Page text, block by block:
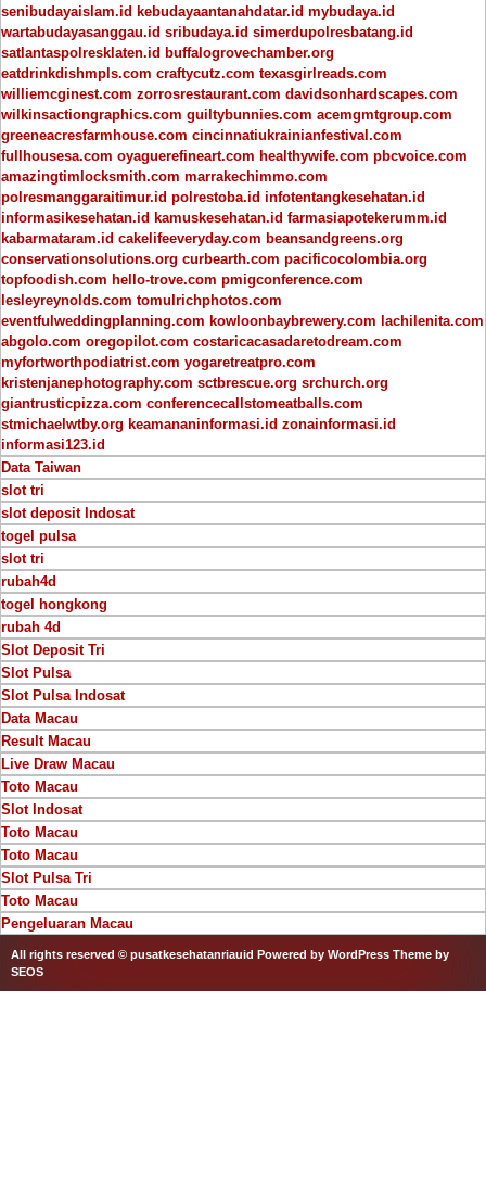
senibudayaislam.id kebudayaantanahdatar.id mybudaya.id
wartabudayasanggau.id sribudaya.id simerdupolresbatang.id
satlantaspolresklaten.id buffalogrovechamber.org
eatdrinkdishmpls.com craftycutz.com texasgirlreads.com
williemcginest.com zorrosrestaurant.com davidsonhardscapes.com
wilkinsactiongraphics.com guiltybunnies.com acemgmtgroup.com
greeneacresfarmhouse.com cincinnatiukrainianfestival.com
fullhousesa.com oyaguerefineart.com healthywife.com pbcvoice.com
amazingtimlocksmith.com marrakechimmo.com
polresmanggaraitimur.id polrestoba.id infotentangkesehatan.id
informasikesehatan.id kamuskesehatan.id farmasiapotekerumm.id
kabarmataram.id cakelifeeveryday.com beansandgreens.org
conservationsolutions.org curbearth.com pacificocolombia.org
topfoodish.com hello-trove.com pmigconference.com
lesleyreynolds.com tomulrichphotos.com
eventfulweddingplanning.com kowloonbaybrewery.com lachilenita.com
abgolo.com oregopilot.com costaricacasadaretodream.com
myfortworthpodiatrist.com yogaretreatpro.com
kristenjanephotography.com sctbrescue.org srchurch.org
giantrusticpizza.com conferencecallstomeatballs.com
stmichaelwtby.org keamananinformasi.id zonainformasi.id
informasi123.id
Data Taiwan
slot tri
slot deposit Indosat
togel pulsa
slot tri
rubah4d
togel hongkong
rubah 4d
Slot Deposit Tri
Slot Pulsa
Slot Pulsa Indosat
Data Macau
Result Macau
Live Draw Macau
Toto Macau
Slot Indosat
Toto Macau
Toto Macau
Slot Pulsa Tri
Toto Macau
Pengeluaran Macau
All rights reserved © pusatkesehatanriauid Powered by WordPress Theme by
SEOS